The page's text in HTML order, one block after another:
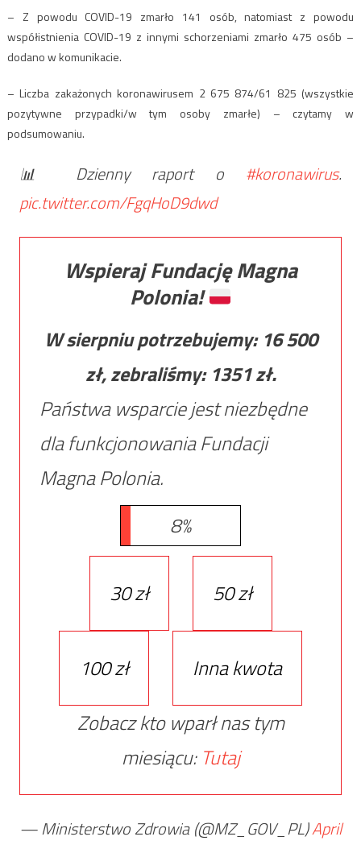
– Z powodu COVID-19 zmarło 141 osób, natomiast z powodu
współistnienia COVID-19 z innymi schorzeniami zmarło 475 osób –
dodano w komunikacie.
– Liczba zakażonych koronawirusem 2 675 874/61 825 (wszystkie
pozytywne przypadki/w tym osoby zmarłe) – czytamy w
podsumowaniu.
📊 Dzienny raport o #koronawirus.
pic.twitter.com/FgqHoD9dwd
Wspieraj Fundację Magna
Polonia!
W sierpniu potrzebujemy: 16 500
zł, zebraliśmy: 1351zł.
Państwa wsparcie jest niezbędne
dla funkcjonowania Fundacji
Magna Polonia.
8%
30 zł 50 zł
100 zł
Inna kwota
Zobacz kto wparł nas tym
miesiącu: Tutaj
— Ministerstwo Zdrowia (@MZ_GOV_PL)April